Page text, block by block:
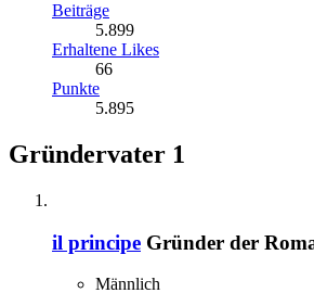
Beiträge
5.899
Erhaltene Likes
66
Punkte
5.895
Gründervater 1
il principe Gründer der
Männlich